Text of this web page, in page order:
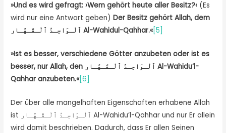
»Und es wird gefragt:›Wem gehört heute aller Besitz?‹ (Es
wird nur eine Antwort geben) Der Besitz gehört Allah, dem
ٱلْـوَاحِـدُ ٱلْـقَـهَّـار Al-Wahidul-Qahhar.«[5]
»Ist es besser, verschiedene Götter anzubeten oder ist es
besser, nur Allah, den ٱلْـوَاحِـدُ ٱلْـقَـهَّـار Al-Wahidu‘l-
Qahhar anzubeten.«[6]
Der über alle mangelhaften Eigenschaften erhabene Allah
ist ٱلْـوَاحِـدُ ٱلْـقَـهَّـار Al-Wahidu’l-Qahhar und nur Er allein
wird damit beschrieben. Dadurch, dass Er allen Seinen